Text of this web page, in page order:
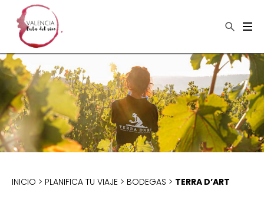
INICIO > PLANIFICA TU VIAJE > BODEGAS > TERRA D’ART